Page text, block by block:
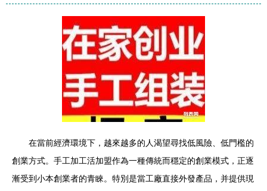
在當前經濟環境下，越來越多的人渴望尋找低風險、低門檻的
創業方式。手工加工活加盟作為一種傳統而穩定的創業模式，正逐
漸受到小本創業者的青睞。特別是當工廠直接外發產品，并提供現